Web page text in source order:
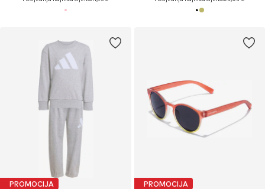
PROMOCIJA PROMOCIJA